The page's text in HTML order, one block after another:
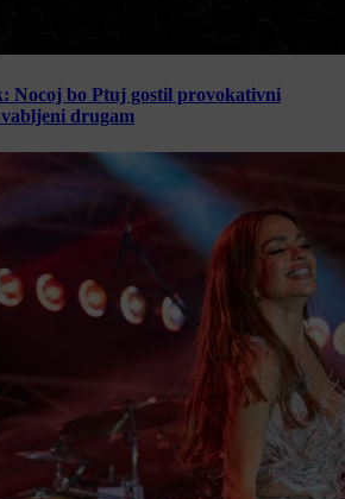
Nocoj bo Ptuj gostil provokativni
drugam